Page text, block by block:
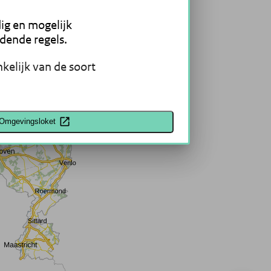
en mogelijk
regels.
van de soort